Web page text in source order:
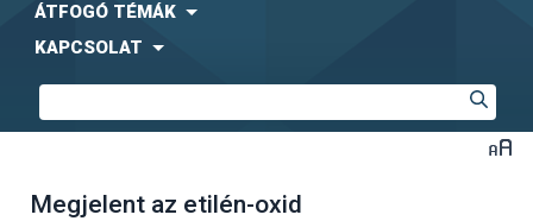
ÁTFOGÓ TÉMÁK
KAPCSOLAT
Megjelent az etilén-oxid